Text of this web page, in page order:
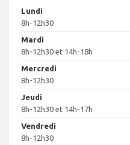
Lundi
8h-12h30
Mardi
8h-12h30 et 14h-18h
Mercredi
8h-12h30
Jeudi
8h-12h30 et 14h-17h
Vendredi
8h-12h30